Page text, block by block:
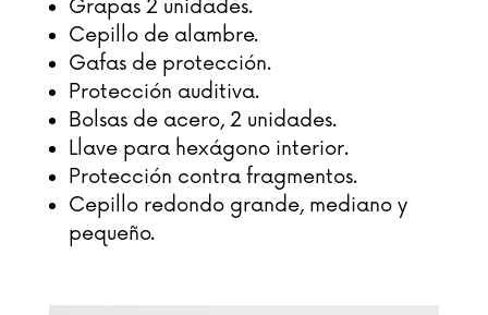
Grapas 2 unidades.
Cepillo de alambre.
Gafas de protección.
Protección auditiva.
Bolsas de acero, 2 unidades.
Llave para hexágono interior.
Protección contra fragmentos.
Cepillo redondo grande, mediano y
pequeño.